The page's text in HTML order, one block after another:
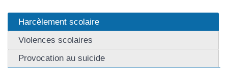
Harcèlement scolaire
Violences scolaires
Provocation au suicide